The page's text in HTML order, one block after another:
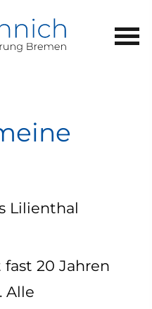
Lilienthal
20 Jahren
Alle